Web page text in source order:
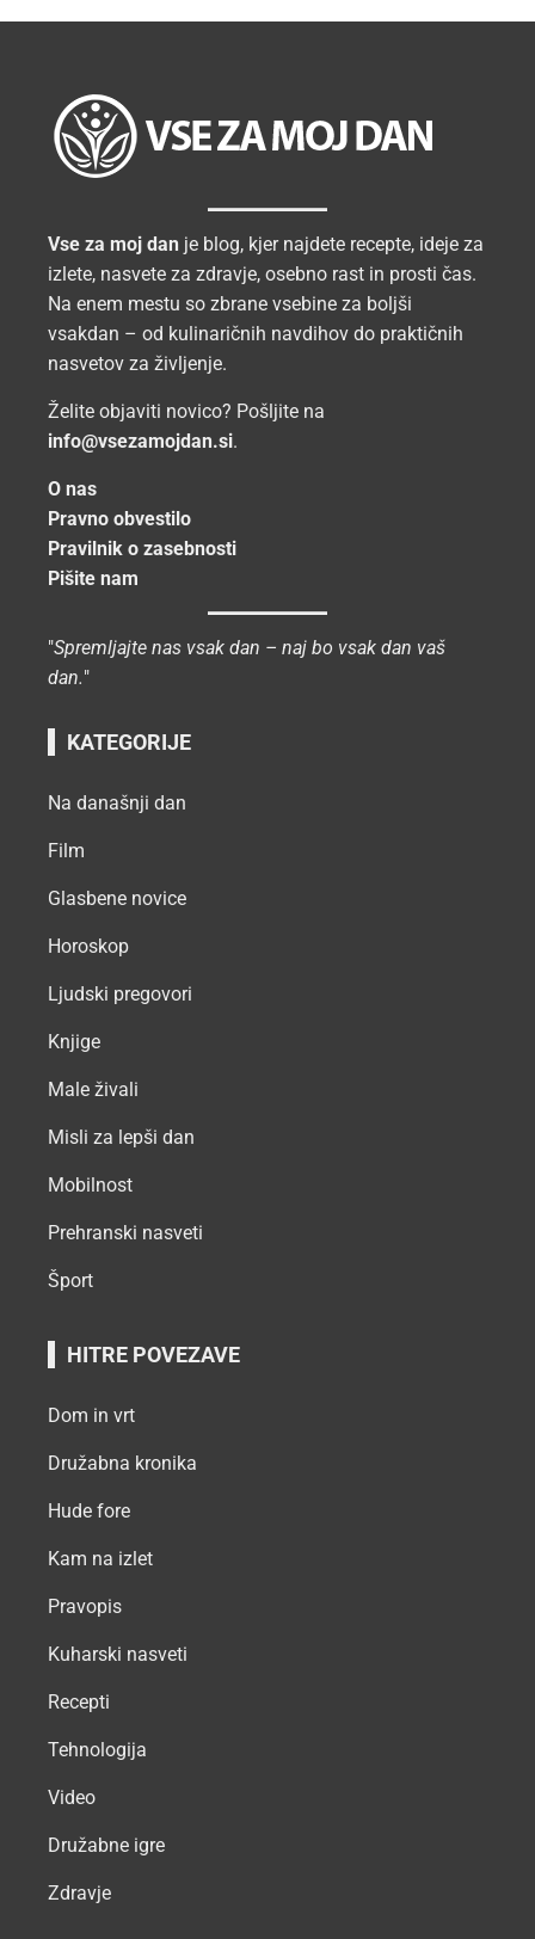
Vse za moj dan je blog, kjer najdete recepte, ideje za
izlete, nasvete za zdravje, osebno rast in prosti čas.
Na enem mestu so zbrane vsebine za boljši
vsakdan – od kulinaričnih navdihov do praktičnih
nasvetov za življenje.
Želite objaviti novico? Pošljite na
info@vsezamojdan.si.
O nas
Pravno obvestilo
Pravilnik o zasebnosti
Pišite nam
"Spremljajte nas vsak dan – naj bo vsak dan vaš
dan."
KATEGORIJE
Na današnji dan
Film
Glasbene novice
Horoskop
Ljudski pregovori
Knjige
Male živali
Misli za lepši dan
Mobilnost
Prehranski nasveti
Šport
HITRE POVEZAVE
Dom in vrt
Družabna kronika
Hude fore
Kam na izlet
Pravopis
Kuharski nasveti
Recepti
Tehnologija
Video
Družabne igre
Zdravje